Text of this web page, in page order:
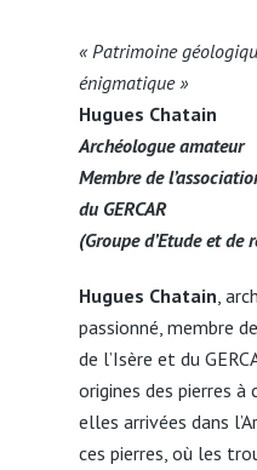
« Patrimoine
énigmatique »
Hugues Chatain
Archéologue amateur
Membre de
du GERCAR
(Groupe d’Etude et de
Hugues Chatain ,
passionné, membre
de l’Isère et du
origines des pierres
elles arrivées dans
ces pierres, où les